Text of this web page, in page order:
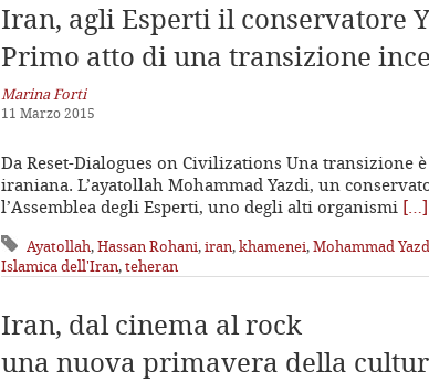
Iran, agli Esperti il conservatore
Primo atto di una transizione
Marina Forti
11 Marzo 2015
Da Reset-Dialogues on Civilizations Una transizione
iraniana. L’ayatollah Mohammad Yazdi, un
l’Assemblea degli Esperti, uno degli alti organismi […]
Ayatollah,Hassan Rohani,iran,khamenei,Mohammad
Islamica dell'Iran,teheran
Iran, dal cinema al rock
una nuova primavera della